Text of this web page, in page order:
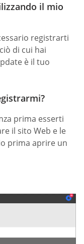
il mio
registrarti
di cui hai
è il tuo
prima esserti
il sito Web e le
prima aprire un